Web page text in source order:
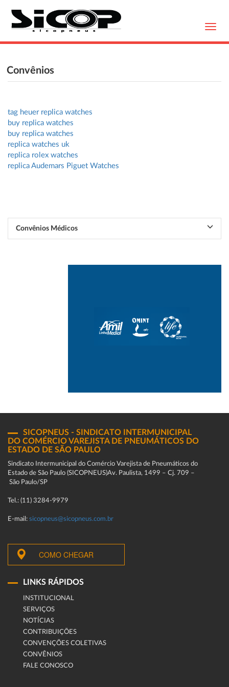
Convênios
tag heuer replica watches
buy replica watches
buy replica watches
replica watches uk
replica rolex watches
replica Audemars Piguet Watches
Convênios Médicos
SICOPNEUS - SINDICATO INTERMUNICIPAL
DO COMÉRCIO VAREJISTA DE PNEUMÁTICOS DO
ESTADO DE SÃO PAULO
Sindicato Intermunicipal do Comércio Varejista de Pneumáticos do
Estado de São Paulo (SICOPNEUS)Av. Paulista, 1499 – Cj. 709 –
São Paulo/SP
Tel.: (11) 3284-9979
E-mail: sicopneus@sicopneus.com.br
COMO CHEGAR
LINKS RÁPIDOS
INSTITUCIONAL
SERVIÇOS
NOTÍCIAS
CONTRIBUIÇÕES
CONVENÇÕES COLETIVAS
CONVÊNIOS
FALE CONOSCO